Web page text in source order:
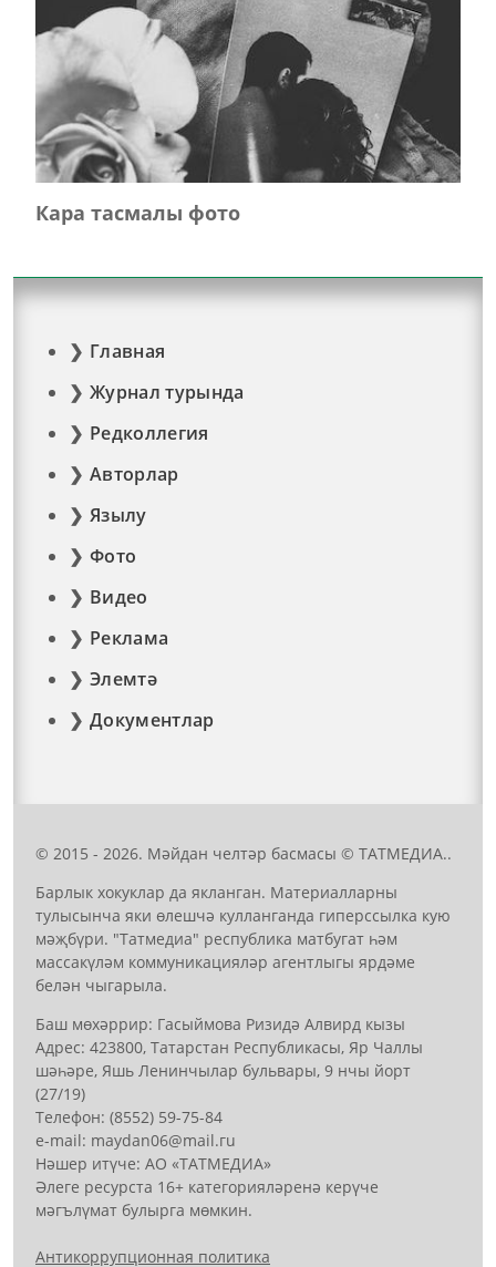
Кара тасмалы фото
Главная
Журнал турында
Редколлегия
Авторлар
Язылу
Фото
Видео
Реклама
Элемтә
Документлар
© 2015 - 2026. Мәйдан челтәр басмасы © ТАТМЕДИА..
Барлык хокуклар да якланган. Материалларны
тулысынча яки өлешчә кулланганда гиперссылка кую
мәҗбүри. "Татмедиа" республика матбугат һәм
массакүләм коммуникацияләр агентлыгы ярдәме
белән чыгарыла.
Баш мөхәррир: Гасыймова Ризидә Алвирд кызы
Адрес: 423800, Татарстан Республикасы, Яр Чаллы
шәһәре, Яшь Ленинчылар бульвары, 9 нчы йорт
(27/19)
Телефон: (8552) 59-75-84
е-mail: mауdаn06@mail.гu
Нәшер итүче: АО «ТАТМЕДИА»
Әлеге ресурста 16+ категорияләренә керүче
мәгълүмат булырга мөмкин.
Антикоррупционная политика